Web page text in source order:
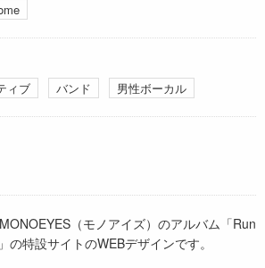
ィブ バンド 男性ボーカル
（モノアイズ）のアルバム「Run
特設サイトのWEBデザインです。